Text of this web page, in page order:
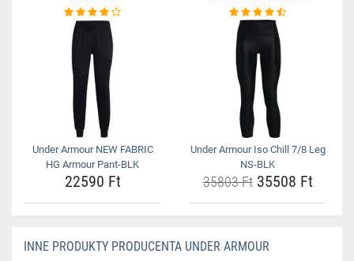
Under Armour NEW FABRIC
HG Armour Pant-BLK
22590 Ft
Under Armour Iso Chill 7/8 Leg
NS-BLK
35803 Ft35508 Ft
INNE PRODUKTY PRODUCENTA UNDER ARMOUR